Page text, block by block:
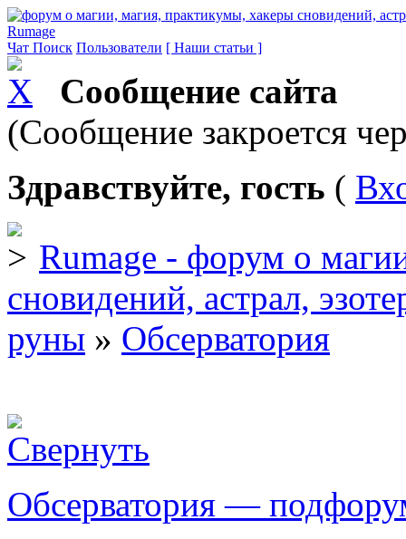
Rumage
Чат Поиск Пользователи [ Наши статьи ]
Сообщение сайта
(Сообщение закроется
Здравствуйте, гость (
Rumage - форум о
сновидений, астрал,
руны » Обсерватория
Обсерватория —